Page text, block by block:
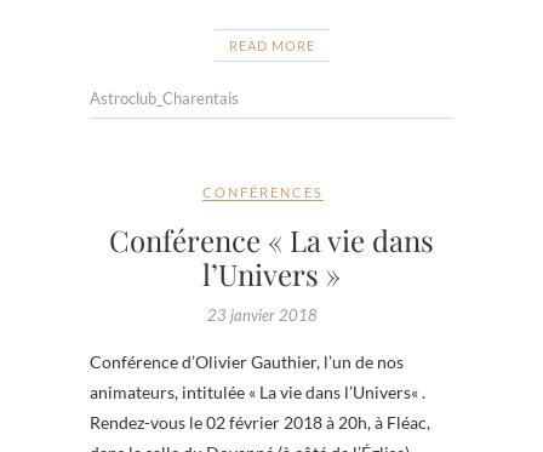
READ MORE
Astroclub_Charentais
CONFÉRENCES
Conférence « La vie dans
l’Univers »
23 janvier 2018
Conférence d’Olivier Gauthier, l’un de nos
animateurs, intitulée « La vie dans l’Univers« .
Rendez-vous le 02 février 2018 à 20h, à Fléac,